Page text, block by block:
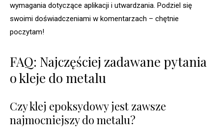
wymagania dotyczące aplikacji i utwardzania. Podziel się
swoimi doświadczeniami w komentarzach – chętnie
poczytam!
FAQ: Najczęściej zadawane pytania
o kleje do metalu
Czy klej epoksydowy jest zawsze
najmocniejszy do metalu?